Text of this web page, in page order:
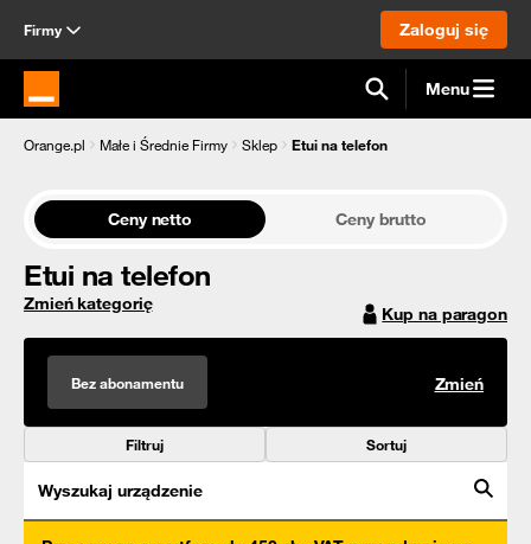
Firmy Zaloguj się
Strona główna Orange.pl Menu
Orange.pl Małe i Średnie Firmy Sklep Etui na telefon
Ceny netto Ceny brutto
Etui na telefon
Zmień kategorię Kup na paragon
Bez abonamentu Zmień
Filtruj Sortuj
Wyszukaj urządzenie